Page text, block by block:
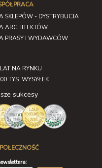
SKLEPÓW - DYSTRYBUCJA
ARCHITEKTÓW
PRASY I WYDAWCÓW
NA RYNKU
TYS. WYSYŁEK
sukcesy